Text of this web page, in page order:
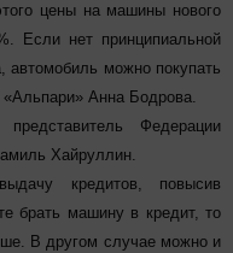
цены на машины нового
Если нет принципиальной
автомобиль можно покупать
«Альпари» Анна Бодрова.
Федерации
Хайруллин.
кредитов, повысив
брать машину в кредит, то
В другом случае можно и